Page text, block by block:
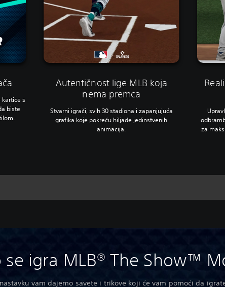
s
biste
Autentičnost lige MLB koja
nema premca
Stvarni igrači, svih 30 stadiona i zapanjujuća
grafika koje pokreću hiljade jedinstvenih
animacija.
za
se igra MLB® The Show™
vam dajemo savete i trikove koji će vam pomoći da